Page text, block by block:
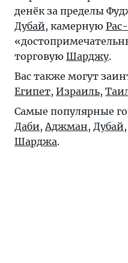
денёк за пределы
Дубай, камерную
торговую Шарджу.
Вас также могут
Египет, Израиль,
Самые популярные
Даби,Аджман, Дубай,
Шарджа.